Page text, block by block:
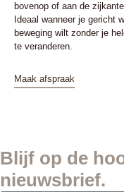
bovenop of aan de
Ideaal wanneer je gericht
beweging wilt zonder je
te veranderen.
Maak afspraak
Blijf op de
nieuwsbrief.